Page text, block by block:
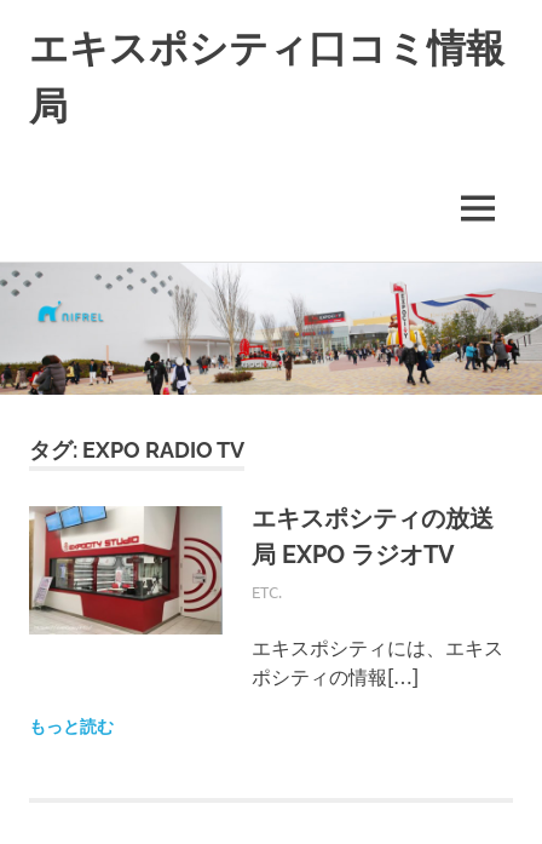
コ
ン
ン
ツ
エキスポシティ口コミ情報
局
テ
に
い
て
情
口
コ
ミ
の
投
認
MENU
タグ: EXPO RADIO TV
エキスポシティの放送
局 EXPO ラジオTV
2018年7月15日
EXPO-ADMIN
ETC.
エキスポシティには、エキス
ポシティの情報[…]
もっと読む